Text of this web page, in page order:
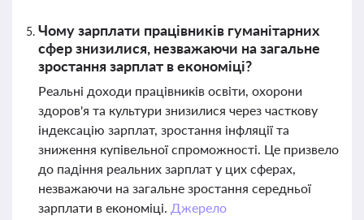
Чому зарплати працівників гуманітарних
сфер знизилися, незважаючи на загальне
зростання зарплат в економіці?
Реальні доходи працівників освіти, охорони
здоров'я та культури знизилися через часткову
індексацію зарплат, зростання інфляції та
зниження купівельної спроможності. Це призвело
до падіння реальних зарплат у цих сферах,
незважаючи на загальне зростання середньої
зарплати в економіці. Джерело